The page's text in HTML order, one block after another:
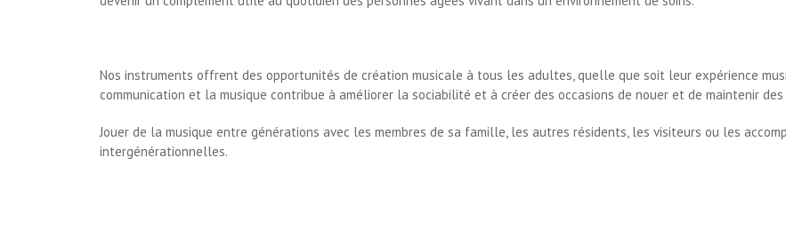
Nos instruments offrent des opportunités de création musicale à tous les adultes, quelle que soit leur expérience
communication et la musique contribue à améliorer la sociabilité et à créer des occasions de nouer et de maintenir
Jouer de la musique entre générations avec les membres de sa famille, les autres résidents, les visiteurs ou les
intergénérationnelles.